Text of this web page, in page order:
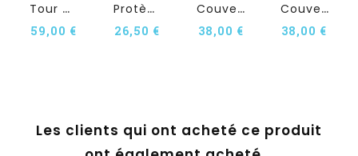
T
Our De Lit Personnalisé En...
59,00 €
P
Rotège Carnet De Santé...
26,50 €
C
Ouverture Bébé...
38,00 €
C
Ouverture Bébé...
38,00 €
Les clients qui ont acheté ce produit